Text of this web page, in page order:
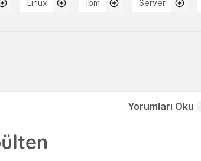
Linux Ibm Server
Yorumları Oku